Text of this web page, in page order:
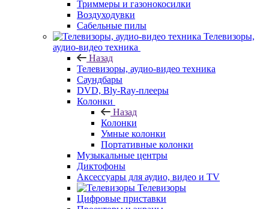
Триммеры и газонокосилки
Воздуходувки
Сабельные пилы
Телевизоры,
аудио-видео техника
Назад
Телевизоры, аудио-видео техника
Саундбары
DVD, Bly-Ray-плееры
Колонки
Назад
Колонки
Умные колонки
Портативные колонки
Музыкальные центры
Диктофоны
Аксессуары для аудио, видео и TV
Телевизоры
Цифровые приставки